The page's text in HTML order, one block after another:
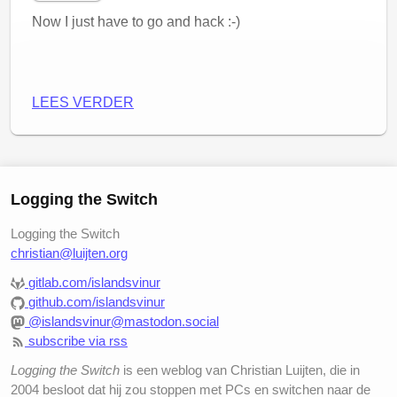
Now I just have to go and hack :-)
LEES VERDER
Logging the Switch
Logging the Switch
christian@luijten.org
gitlab.com/islandsvinur
github.com/islandsvinur
@islandsvinur@mastodon.social
subscribe via rss
Logging the Switch is een weblog van Christian Luijten, die in
2004 besloot dat hij zou stoppen met PCs en switchen naar de